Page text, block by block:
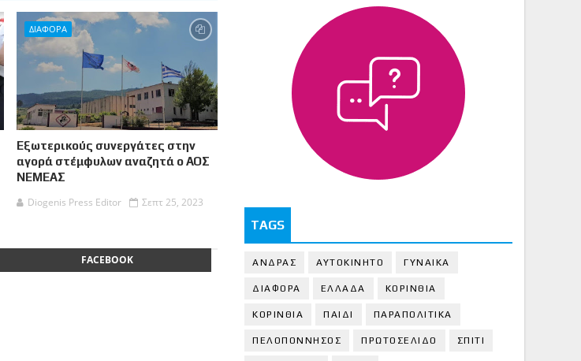
ΔΙΑΦΟΡΑ
Εξωτερικούς συνεργάτες στην
αγορά στέμφυλων αναζητά ο ΑΟΣ
ΝΕΜΕΑΣ
Diogenis Press Editor
Σεπτ 25, 2023
FACEBOOK
TAGS
ΑΝΔΡΑΣ ΑΥΤΟΚΙΝΗΤΟ ΓΥΝΑΙΚΑ
ΔΙΑΦΟΡΑ ΕΛΛΑΔΑ ΚΟΡΙΝΘΙΑ
ΚΟΡΙΝΘΙA ΠΑΙΔΙ ΠΑΡΑΠΟΛΙΤΙΚΑ
ΠΕΛΟΠΟΝΝΗΣΟΣ ΠΡΩΤΟΣΕΛΙΔΟ ΣΠΙΤΙ